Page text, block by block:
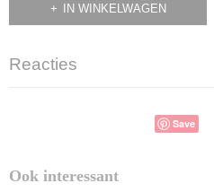
IN WINKELWAGEN
Reacties
Save
Ook interessant